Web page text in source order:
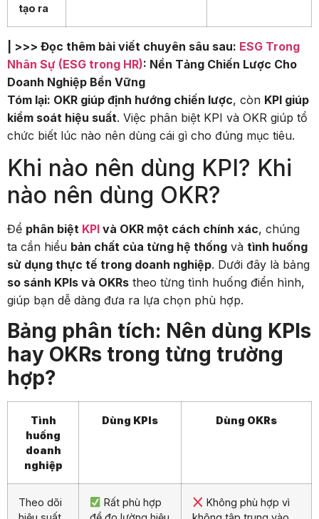
tạo ra
| >>> Đọc thêm bài viết chuyên sâu sau: ESG Trong
Nhân Sự (ESG trong HR): Nền Tảng Chiến Lược Cho
Doanh Nghiệp Bền Vững
Tóm lại: OKR giúp định hướng chiến lược, còn KPI giúp
kiểm soát hiệu suất. Việc phân biệt KPI và OKR giúp tổ
chức biết lúc nào nên dùng cái gì cho đúng mục tiêu.
Khi nào nên dùng KPI? Khi
nào nên dùng OKR?
Để phân biệt KPI và OKR một cách chính xác, chúng
ta cần hiểu bản chất của từng hệ thống và tình huống
sử dụng thực tế trong doanh nghiệp. Dưới đây là bảng
so sánh KPIs và OKRs theo từng tình huống điển hình,
giúp bạn dễ dàng đưa ra lựa chọn phù hợp.
Bảng phân tích: Nên dùng KPIs
hay OKRs trong từng trường
hợp?
Tình
huống
doanh
nghiệp
Dùng KPIs Dùng OKRs
Theo dõi
Rất phù hợp
Không phù hợp vì